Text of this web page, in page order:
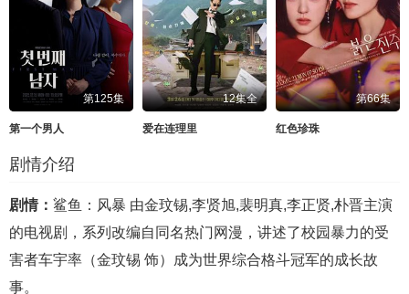
第125集
第一个男人
12集全
爱在连理里
第66集
红色珍珠
剧情介绍
剧情： 鲨鱼：风暴 由金玟锡,李贤旭,裴明真,李正贤,朴晋主演
的电视剧，系列改编自同名热门网漫，讲述了校园暴力的受
害者车宇率（金玟锡 饰）成为世界综合格斗冠军的成长故
事。